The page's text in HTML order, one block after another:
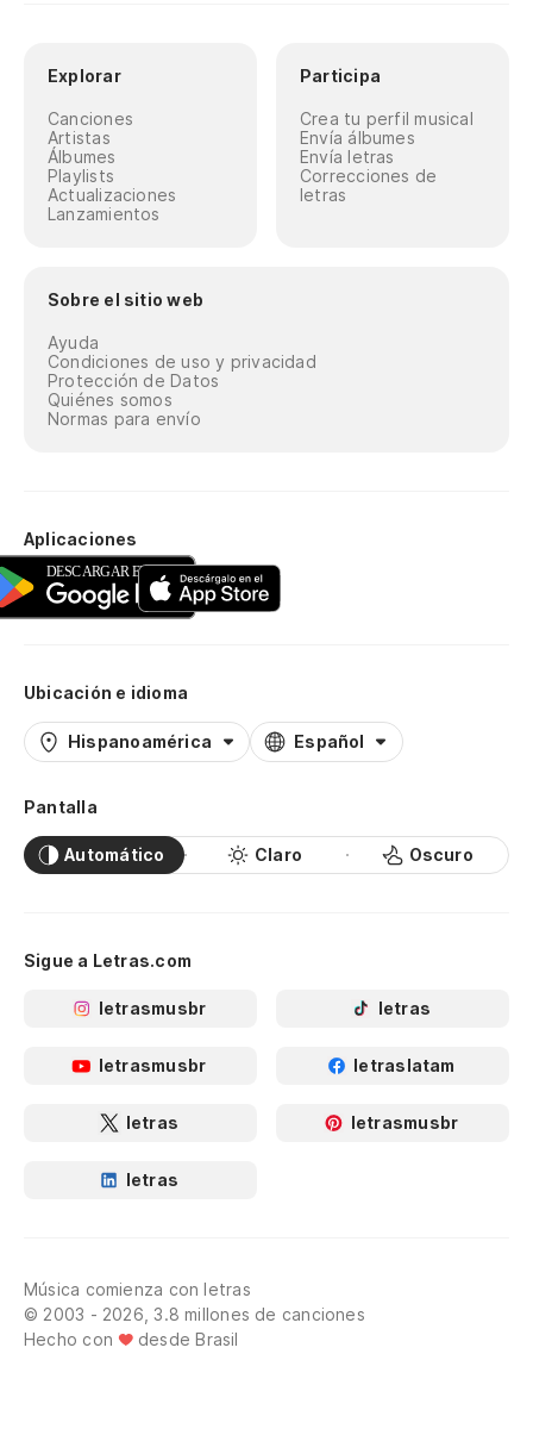
Explorar
Canciones
Artistas
Álbumes
Playlists
Actualizaciones
Lanzamientos
Participa
Crea tu perfil musical
Envía álbumes
Envía letras
Correcciones de
letras
Sobre el sitio web
Ayuda
Condiciones de uso y privacidad
Protección de Datos
Quiénes somos
Normas para envío
Aplicaciones
Ubicación e idioma
Hispanoamérica Español
Pantalla
Automático Claro Oscuro
Sigue a Letras.com
letrasmusbr letras
letrasmusbr letraslatam
letras letrasmusbr
letras
Música comienza con letras
© 2003 - 2026, 3.8 millones de canciones
Hecho con
desde Brasil